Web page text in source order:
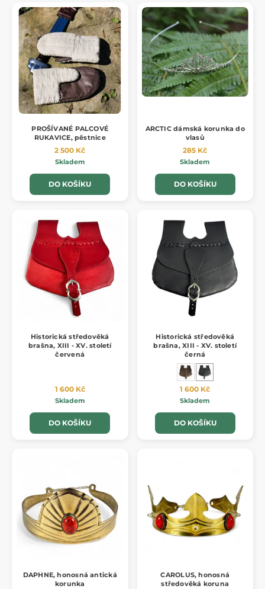
PROŠÍVANÉ PALCOVÉ
RUKAVICE, pěstnice
2 500 Kč
Skladem
DO KOŠÍKU
ARCTIC dámská korunka do
vlasů
285 Kč
Skladem
DO KOŠÍKU
Historická středověká
brašna, XIII - XV. století
červená
1 600 Kč
Skladem
DO KOŠÍKU
Historická středověká
brašna, XIII - XV. století
černá
1 600 Kč
Skladem
DO KOŠÍKU
DAPHNE, honosná antická
korunka
CAROLUS, honosná
středověká koruna